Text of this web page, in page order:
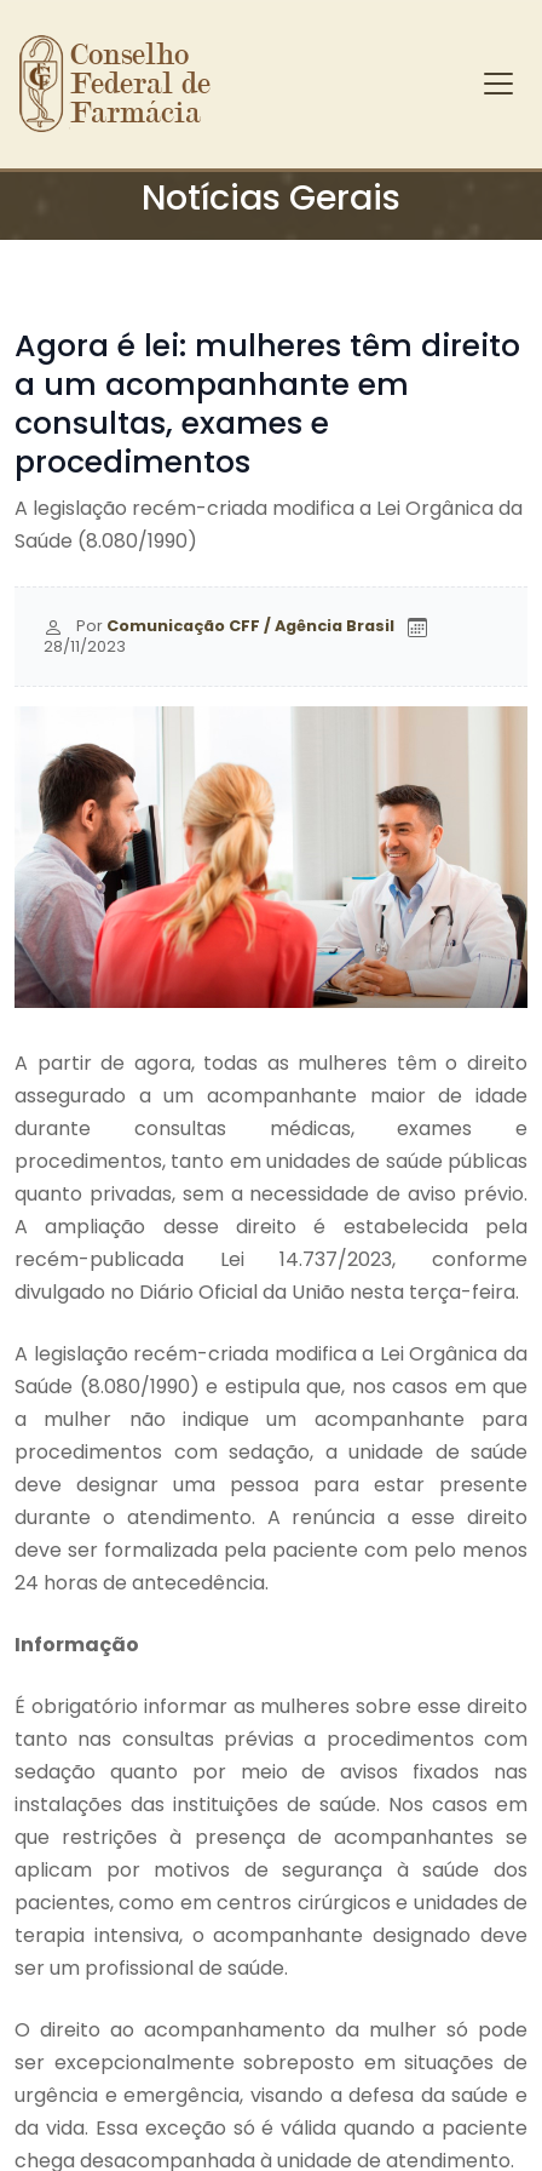
Ir para o conteúdo principal
Conselho
Federal de
Farmácia
Notícias Gerais
Agora é lei: mulheres têm direito
a um acompanhante em
consultas, exames e
procedimentos
A legislação recém-criada modifica a Lei Orgânica da
Saúde (8.080/1990)
Por Comunicação CFF / Agência Brasil
28/11/2023
A partir de agora, todas as mulheres têm o direito
assegurado a um acompanhante maior de idade
durante consultas médicas, exames e
procedimentos, tanto em unidades de saúde públicas
quanto privadas, sem a necessidade de aviso prévio.
A ampliação desse direito é estabelecida pela
recém-publicada Lei 14.737/2023, conforme
divulgado no Diário Oficial da União nesta terça-feira.
A legislação recém-criada modifica a Lei Orgânica da
Saúde (8.080/1990) e estipula que, nos casos em que
a mulher não indique um acompanhante para
procedimentos com sedação, a unidade de saúde
deve designar uma pessoa para estar presente
durante o atendimento. A renúncia a esse direito
deve ser formalizada pela paciente com pelo menos
24 horas de antecedência.
Informação
É obrigatório informar as mulheres sobre esse direito
tanto nas consultas prévias a procedimentos com
sedação quanto por meio de avisos fixados nas
instalações das instituições de saúde. Nos casos em
que restrições à presença de acompanhantes se
aplicam por motivos de segurança à saúde dos
pacientes, como em centros cirúrgicos e unidades de
terapia intensiva, o acompanhante designado deve
ser um profissional de saúde.
O direito ao acompanhamento da mulher só pode
ser excepcionalmente sobreposto em situações de
urgência e emergência, visando a defesa da saúde e
da vida. Essa exceção só é válida quando a paciente
chega desacompanhada à unidade de atendimento.